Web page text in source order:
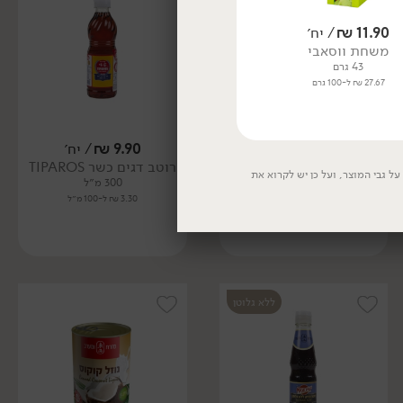
ELEPHANT
9.90
₪/ יח׳
רוטב דגים כשר TIPAROS
300 מ״ל
3.30 ₪ ל-100 מ״ל
ללא גלוטן
11.90
₪/ יח׳
משחת ווסאבי
43 גרם
27.67 ₪ ל-100 גרם
16.90
₪
אבקת ווסאבי
70 גרם
24.14 ₪ ל-100 גרם
גבי המוצר, ועל כן יש לקרוא את